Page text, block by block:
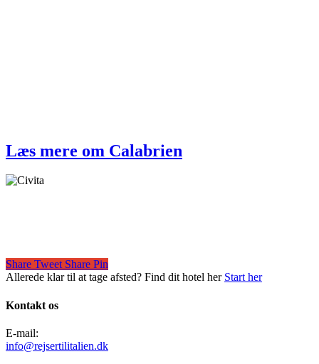
Læs mere om Calabrien
Share Tweet Share Pin
Allerede klar til at tage afsted? Find dit hotel her Start her
Kontakt os
E-mail:
info@rejsertilitalien.dk